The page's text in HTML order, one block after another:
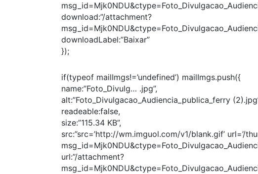
download:”/attachment?
downloadLabel:”Baixar”
});
if(typeof mailImgs!=’undefined’) mailImgs.push({
name:”Foto_Divulg… .jpg”,
alt:”Foto_Divulgacao_Audiencia_publica_ferry
readeable:false,
size:”115.34 KB”,
src:”src=’http://wm.imguol.com/v1/blank.gif’ url=’/
url:”/attachment?